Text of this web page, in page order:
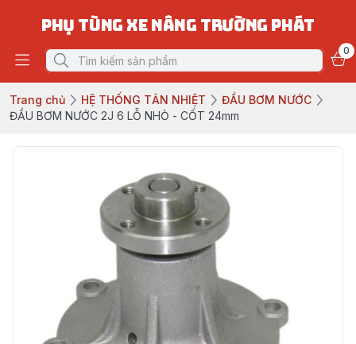
PHỤ TÙNG XE NÂNG TRƯỜNG PHÁT
0
Trang chủ HỆ THỐNG TẢN NHIỆT
ĐẦU BƠM NƯỚC
ĐẦU BƠM NƯỚC 2J 6 LỖ NHỎ - CỐT 24mm